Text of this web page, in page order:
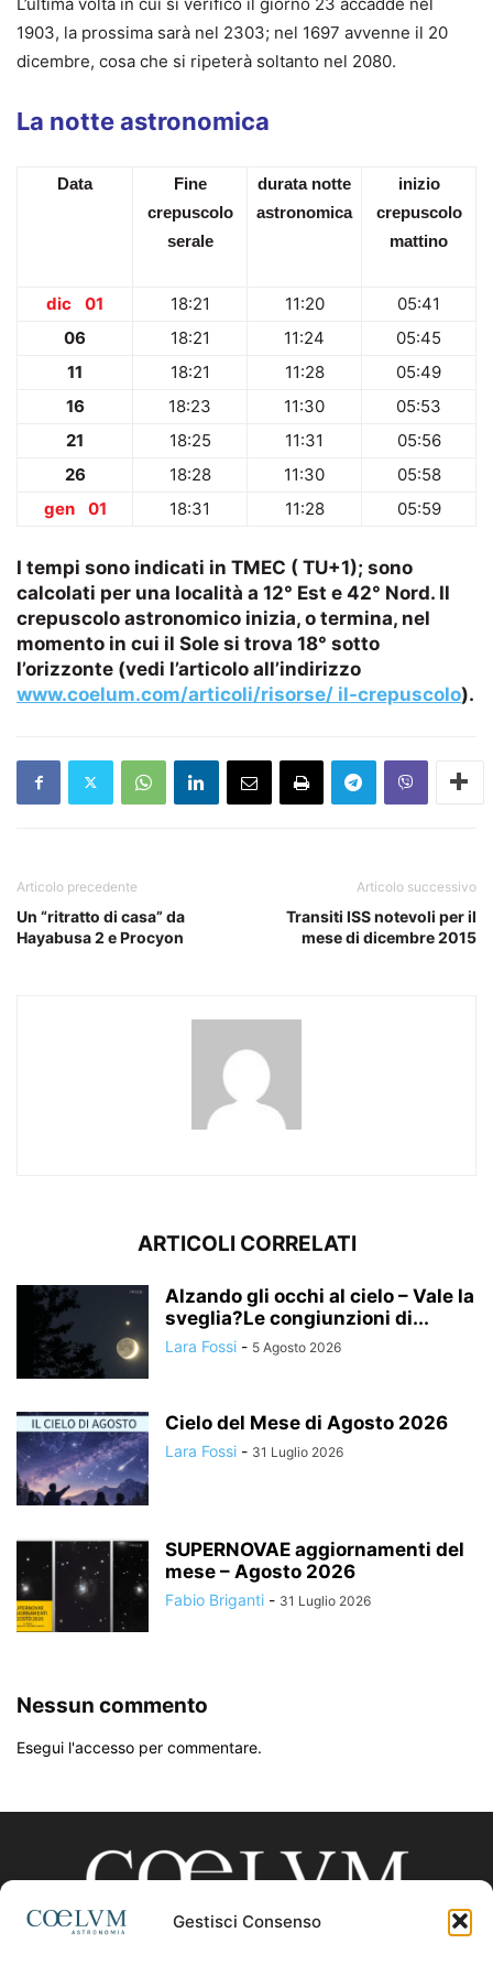
Gestisci Consenso
1903, la prossima sarà nel 2303; nel 1697 avvenne il 20
dicembre, cosa che si ripeterà soltanto nel 2080.
La notte astronomica
Data
Fine
crepuscolo
serale
durata notte
astronomica
inizio
crepuscolo
mattino
dic 01 18:21 11:20
05:41
06
18:21 11:24
05:45
11
18:21 11:28
05:49
16
18:23 11:30
05:53
21
18:25 11:31
05:56
26
18:28 11:30
05:58
gen 01
18:31 11:28 05:59
I tempi sono indicati in TMEC ( TU+1); sono
calcolati per una località a 12° Est e 42° Nord. Il
crepuscolo astronomico inizia, o termina, nel
momento in cui il Sole si trova 18° sotto
l’orizzonte (vedi l’articolo all’indi­rizzo
www.coelum.com/articoli/risorse/ il-crepuscolo).
Articolo precedente
Un “ritratto di casa” da
Hayabusa 2 e Procyon
Articolo successivo
Transiti ISS notevoli per il
mese di dicembre 2015
ARTICOLI CORRELATI
Alzando gli occhi al cielo – Vale la
sveglia?Le congiunzioni di...
Lara Fossi - 5 Agosto 2026
Cielo del Mese di Agosto 2026
Lara Fossi - 31 Luglio 2026
SUPERNOVAE aggiornamenti del
mese – Agosto 2026
Fabio Briganti - 31 Luglio 2026
Nessun commento
Esegui l'accesso per commentare.